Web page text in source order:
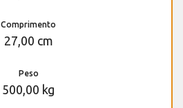
Comprimento
27,00 cm
Peso
500,00 kg